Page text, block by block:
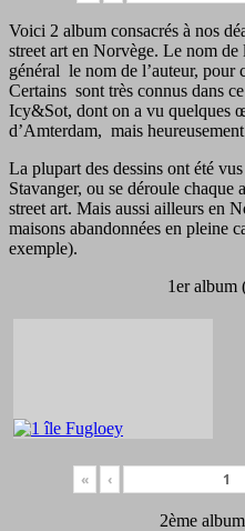
Voici 2 album consacrés à nos
street art en Norvège. Le nom
général le nom de l’auteur, pour
Certains sont très connus dans
Icy&Sot, dont on a vu quelques
d’Amterdam, mais
La plupart des dessins ont été
Stavanger, ou se déroule chaque
street art. Mais aussi ailleurs en
maisons abandonnées en pleine
exemple).
1er album
« ‹
2ème